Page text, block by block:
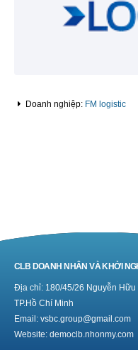
Doanh nghiệp: FM logistic
CLB DOANH NHÂN VÀ KHỞI
Địa chỉ: 180/45/26 Nguyễn Hữu
TP.Hồ Chí Minh
Email: vsbc.group@gmail.com
Website: democlb.nhonmy.com